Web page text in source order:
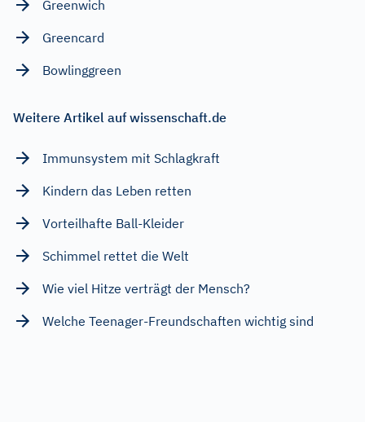
Greenwich
Greencard
Bowlinggreen
Weitere Artikel auf wissenschaft.de
Immunsystem mit Schlagkraft
Kindern das Leben retten
Vorteilhafte Ball-Kleider
Schimmel rettet die Welt
Wie viel Hitze verträgt der Mensch?
Welche Teenager-Freundschaften wichtig sind